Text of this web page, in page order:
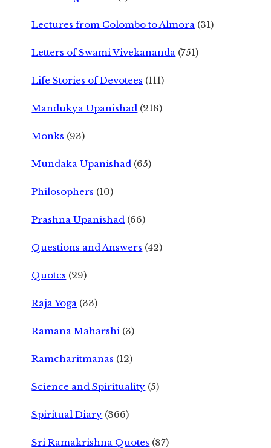
Lectures from Colombo to Almora (31)
Letters of Swami Vivekananda (751)
Life Stories of Devotees (111)
Mandukya Upanishad (218)
Monks (93)
Mundaka Upanishad (65)
Philosophers (10)
Prashna Upanishad (66)
Questions and Answers (42)
Quotes (29)
Raja Yoga (33)
Ramana Maharshi (3)
Ramcharitmanas (12)
Science and Spirituality (5)
Spiritual Diary (366)
Sri Ramakrishna Quotes (87)